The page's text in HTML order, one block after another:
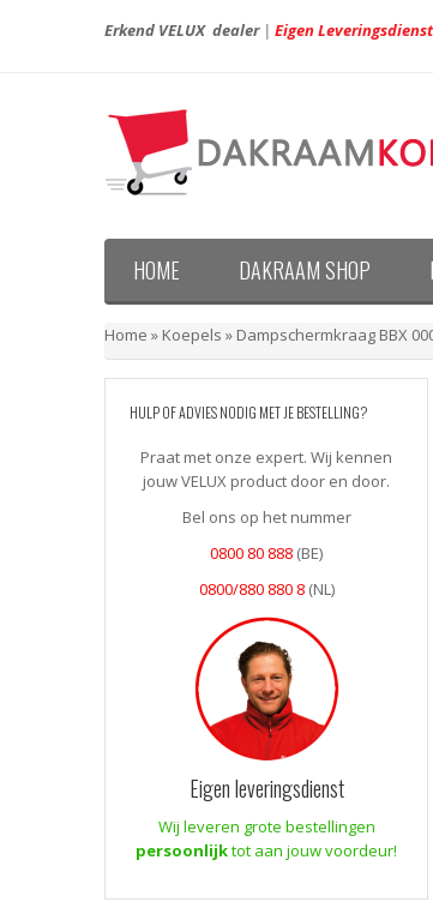
Erkend VELUX dealer| Eigen Leveringsdienst
HOME DAKRAAM SHOP
Home » Koepels » Dampschermkraag BBX
HULP OF ADVIES NODIG MET JE BESTELLING?
Praat met onze expert. Wij kennen
jouw VELUX product door en door.
Bel ons op het nummer
0800 80 888 (BE)
0800/880 880 8(NL)
Eigen leveringsdienst
Wij leveren grote bestellingen
persoonlijktot aan jouw voordeur!